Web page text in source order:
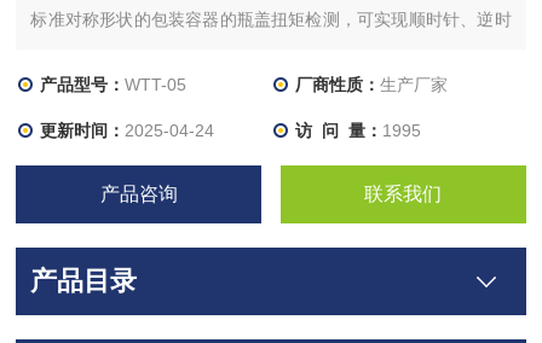
标准对称形状的包装容器的瓶盖扭矩检测，可实现顺时针、逆时
应用于质检机构、食品、药品、化妆品等行业。
产品型号：WTT-05 厂商性质： 生产厂家
更新时间： 2025-04-24 访 问 量： 1995
产品咨询 联系我们
产品目录